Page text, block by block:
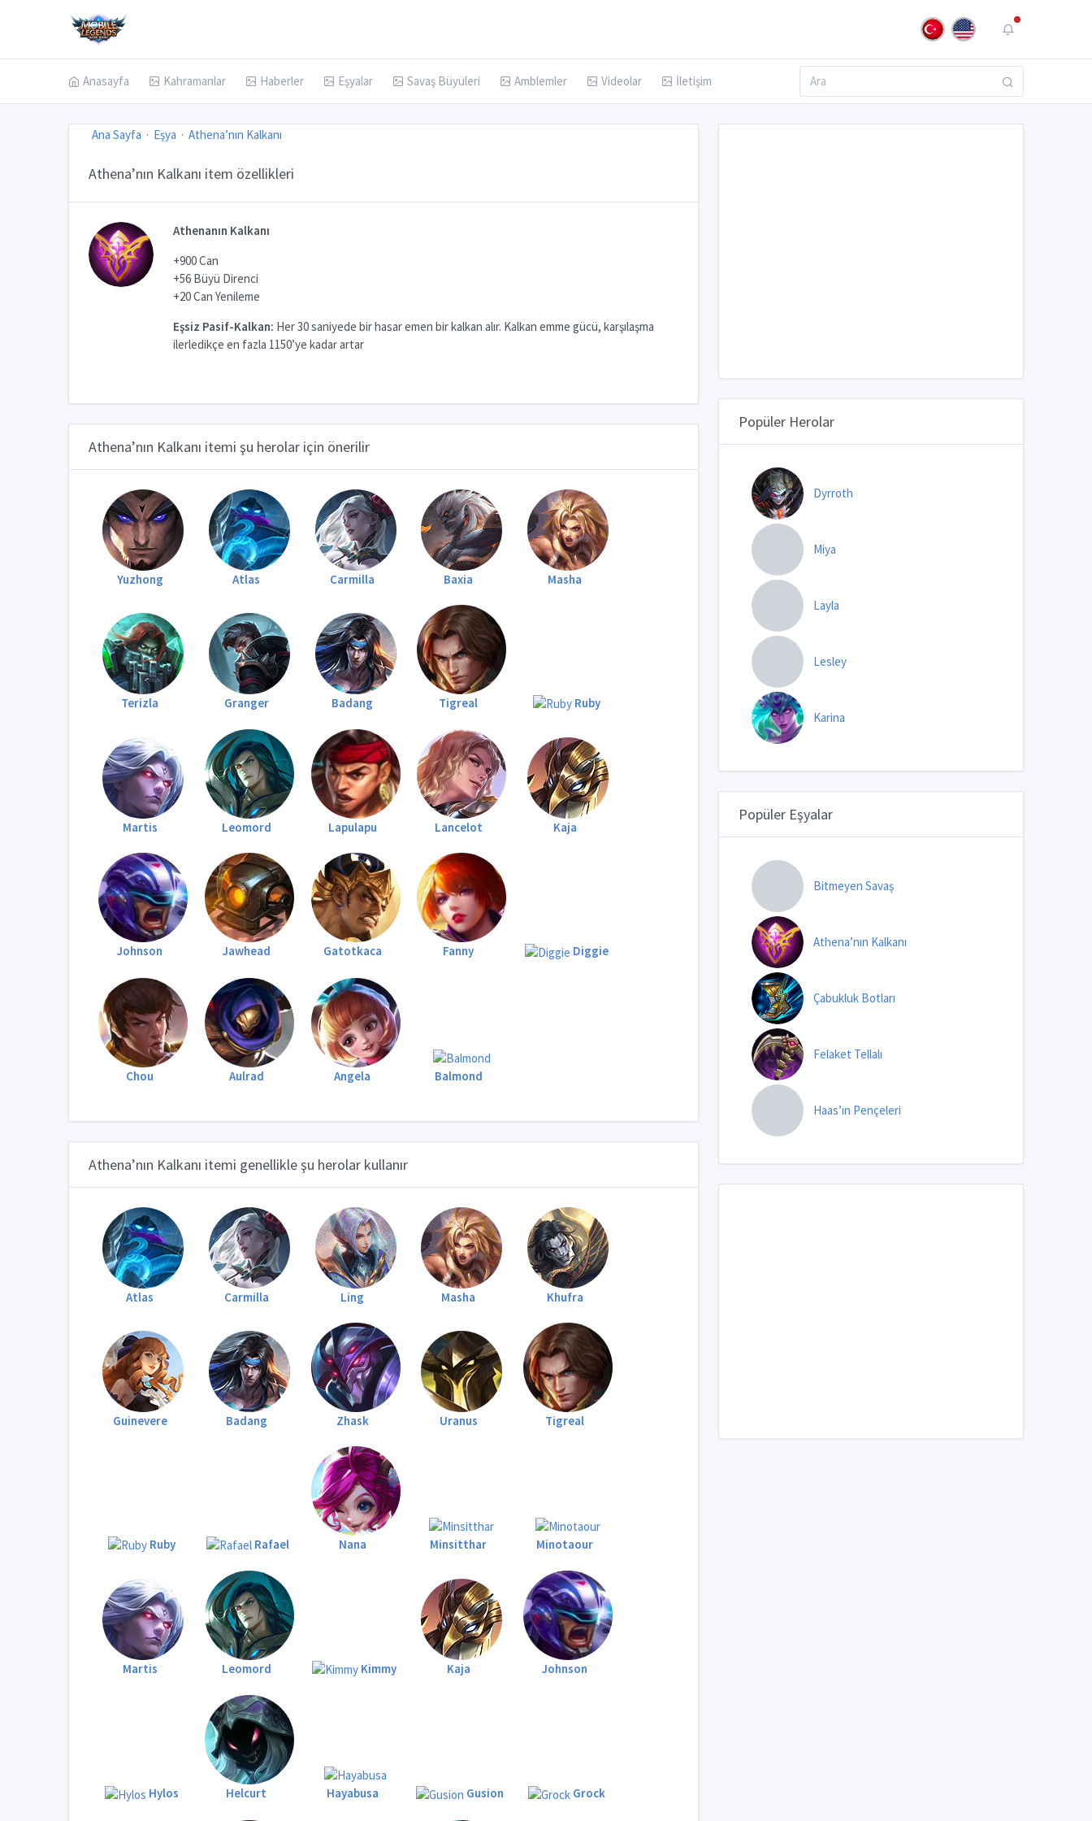
Anasayfa Kahramanlar Haberler Eşyalar Savaş Büyüleri Amblemler Videolar İletişim
Ana Sayfa Eşya Athena’nın Kalkanı
Athena’nın Kalkanı item özellikleri
Athenanın Kalkanı
+900 Can
+56 Büyü Direnci
+20 Can Yenileme
Eşsiz Pasif-Kalkan: Her 30 saniyede bir hasar emen bir kalkan alır. Kalkan emme gücü, karşılaşma
ilerledikçe en fazla 1150’ye kadar artar
Athena’nın Kalkanı itemi şu herolar için önerilir
Yuzhong Atlas Carmilla Baxia Masha
Terizla Granger Badang Tigreal Ruby
Martis Leomord Lapulapu Lancelot Kaja
Johnson Jawhead Gatotkaca Fanny Diggie
Chou Aulrad Angela Balmond
Athena’nın Kalkanı itemi genellikle şu herolar kullanır
Atlas Carmilla Ling Masha Khufra
Guinevere Badang Zhask Uranus Tigreal
Ruby Rafael Nana Minsitthar Minotaour
Martis Leomord Kimmy Kaja Johnson
Hylos Helcurt Hayabusa Gusion Grock
Popüler Herolar
Dyrroth
Miya
Layla
Lesley
Karina
Popüler Eşyalar
Bitmeyen Savaş
Athena’nın Kalkanı
Çabukluk Botları
Felaket Tellalı
Haas’ın Pençeleri